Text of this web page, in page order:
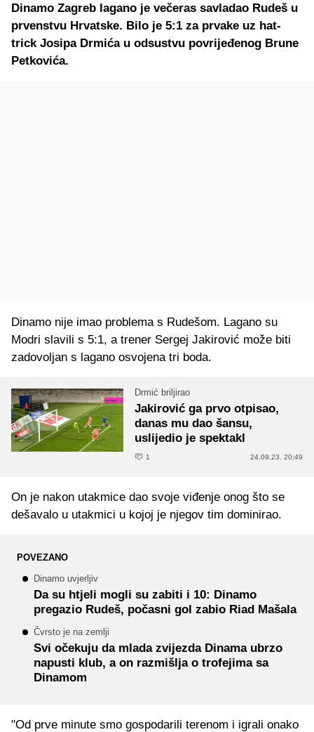
Dinamo Zagreb lagano je večeras savladao Rudeš u
prvenstvu Hrvatske. Bilo je 5:1 za prvake uz hat-
trick Josipa Drmića u odsustvu povrijeđenog Brune
Petkovića.
Dinamo nije imao problema s Rudešom. Lagano su
Modri slavili s 5:1, a trener Sergej Jakirović može biti
zadovoljan s lagano osvojena tri boda.
Drmić briljirao
Jakirović ga prvo otpisao,
danas mu dao šansu,
uslijedio je spektakl
1 24.09.23. 20:49
On je nakon utakmice dao svoje viđenje onog što se
dešavalo u utakmici u kojoj je njegov tim dominirao.
POVEZANO
Dinamo uvjerljiv
Da su htjeli mogli su zabiti i 10: Dinamo
pregazio Rudeš, počasni gol zabio Riad Mašala
Čvrsto je na zemlji
Svi očekuju da mlada zvijezda Dinama ubrzo
napusti klub, a on razmišlja o trofejima sa
Dinamom
"Od prve minute smo gospodarili terenom i igrali onako